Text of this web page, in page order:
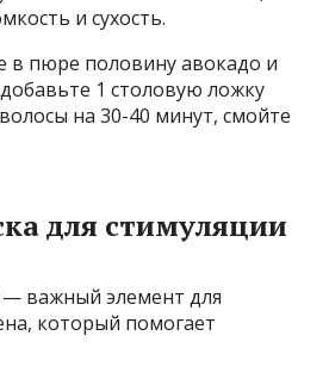
и сухость.
в пюре половину авокадо и
1 столовую ложку
на 30-40 минут, смойте
для стимуляции
— важный элемент для
который помогает